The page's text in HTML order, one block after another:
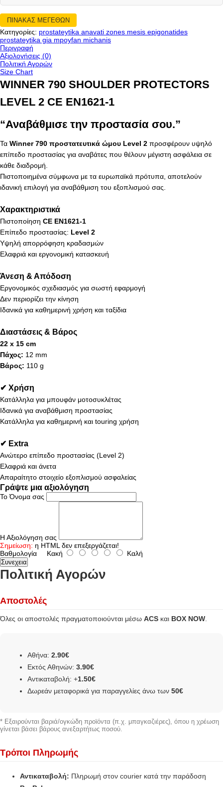
ΠΙΝΑΚΑΣ ΜΕΓΕΘΩΝ
Κατηγορίες: prostateytika anavati zones mesis epigonatides
prostateytika gia mpoyfan michanis
Περιγραφή
Αξιολογήσεις (0)
Πολιτική Αγορών
Size Chart
WINNER 790 SHOULDER PROTECTORS
LEVEL 2 CE EN1621-1
“Αναβάθμισε την προστασία σου.”
Τα Winner 790 προστατευτικά ώμου Level 2 προσφέρουν υψηλό
επίπεδο προστασίας για αναβάτες που θέλουν μέγιστη ασφάλεια σε
κάθε διαδρομή.
Πιστοποιημένα σύμφωνα με τα ευρωπαϊκά πρότυπα, αποτελούν
ιδανική επιλογή για αναβάθμιση του εξοπλισμού σας.
Χαρακτηριστικά
Πιστοποίηση CE EN1621-1
Επίπεδο προστασίας: Level 2
Υψηλή απορρόφηση κραδασμών
Ελαφριά και εργονομική κατασκευή
Άνεση & Απόδοση
Εργονομικός σχεδιασμός για σωστή εφαρμογή
Δεν περιορίζει την κίνηση
Ιδανικά για καθημερινή χρήση και ταξίδια
Διαστάσεις & Βάρος
22 x 15 cm
Πάχος: 12 mm
Βάρος: 110 g
✔ Χρήση
Κατάλληλα για μπουφάν μοτοσυκλέτας
Ιδανικά για αναβάθμιση προστασίας
Κατάλληλα για καθημερινή και touring χρήση
✔ Extra
Ανώτερο επίπεδο προστασίας (Level 2)
Ελαφριά και άνετα
Απαραίτητο στοιχείο εξοπλισμού ασφαλείας
Γράψτε μια αξιολόγηση
Το Όνομα σας
Η Αξιολόγηση σας
Σημείωση: η HTML δεν επεξεργάζεται!
Βαθμολογία Κακή Καλή
Συνεχεια
Πολιτική Αγορών
Αποστολές
Όλες οι αποστολές πραγματοποιούνται μέσω ACS και BOX NOW
Αθήνα: 2.90€
Εκτός Αθηνών: 3.90€
Αντικαταβολή: +1.50€
Δωρεάν μεταφορικά για παραγγελίες άνω των 50€
* Εξαιρούνται βαριά/ογκώδη προϊόντα (π.χ. μπαγκαζιέρες), όπου η χρέωση
γίνεται βάσει βάρους ανεξαρτήτως ποσού.
Τρόποι Πληρωμής
Αντικαταβολή: Πληρωμή στον courier κατά την παράδοση